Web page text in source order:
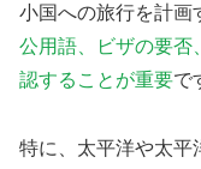
小国への旅行を計画
公用語、ビザの要否
認することが重要で
特に、太平洋や太平